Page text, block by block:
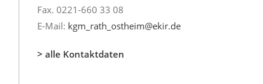
Fax. 0221-660 33 08
E-Mail: kgm_rath_ostheim@ekir.de
> alle Kontaktdaten